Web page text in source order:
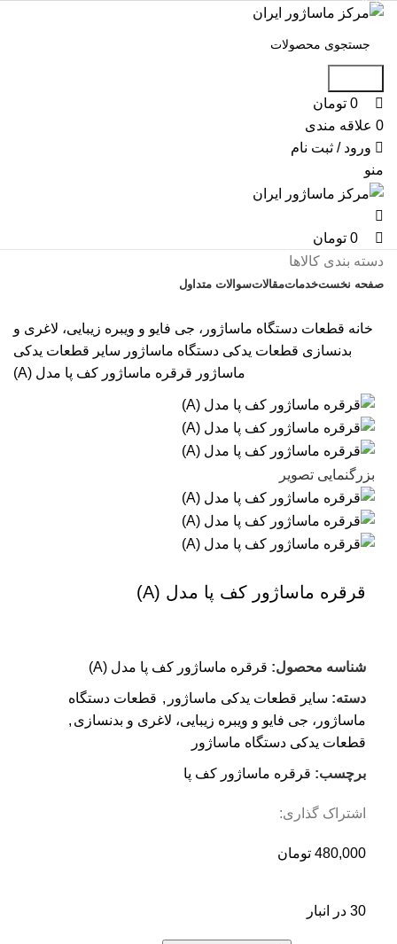
0
0 تومان
0 علاقه مندی
ورود / ثبت نام
منو
0
0 تومان
دسته بندی کالاها
صفحه نخستخدماتمقالاتسوالات متداول
خانه قطعات دستگاه ماساژور، جی فایو و ویبره زیبایی، لاغری و
بدنسازی قطعات یدکی دستگاه ماساژور سایر قطعات یدکی
ماساژور قرقره ماساژور کف پا مدل (A)
بزرگنمایی تصویر
قرقره ماساژور کف پا مدل (A)
شناسه محصول: قرقره ماساژور کف پا مدل (A)
دسته: سایر قطعات یدکی ماساژور , قطعات دستگاه
ماساژور، جی فایو و ویبره زیبایی، لاغری و بدنسازی ,
قطعات یدکی دستگاه ماساژور
برچسب: قرقره ماساژور کف پا
اشتراک گذاری:
480,000 تومان
30 در انبار
0